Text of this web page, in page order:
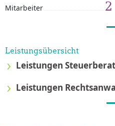
Mitarbeiter 2
Leistungsübersicht
Leistungen
Leistungen